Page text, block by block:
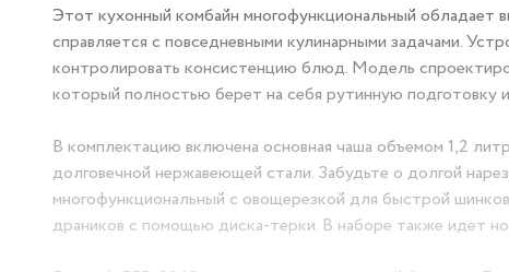
Этот кухонный комбайн многофункциональный
справляется с повседневными кулинарными задачами.
контролировать консистенцию блюд. Модель
который полностью берет на себя рутинную подготовку
В комплектацию включена основная чаша объемом 1,2
долговечной нержавеющей стали. Забудьте о долгой
многофункциональный с овощерезкой для быстрой
драников с помощью диска-терки. В наборе также идет